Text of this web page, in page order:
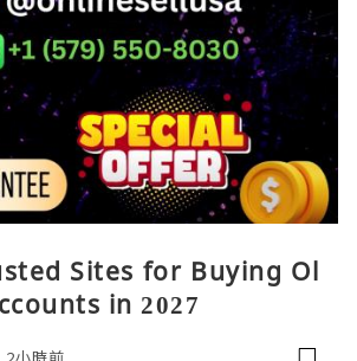
Sites for Buying Ol
in 2027